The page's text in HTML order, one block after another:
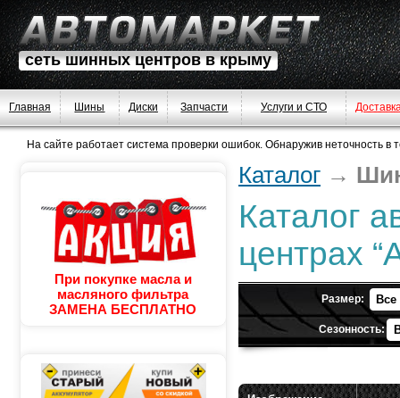
сеть шинных центров в крыму
Главная Шины Диски Запчасти Услуги и СТО
На сайте работает система проверки ошибок. Обнаружив неточность в
При покупке масла и
масляного фильтра
ЗАМЕНА БЕСПЛАТНО
Каталог →
Каталог
центрах
Размер:
Сезонность: